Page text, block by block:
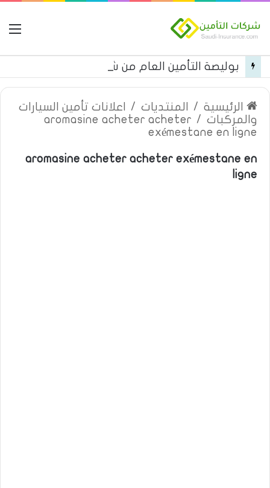
الرئيسية / المنتديات /
اعلانات تأمين السيارات
والمركبات /
aromasine acheter acheter
exémestane en ligne
aromasine acheter acheter exémestane en
ligne